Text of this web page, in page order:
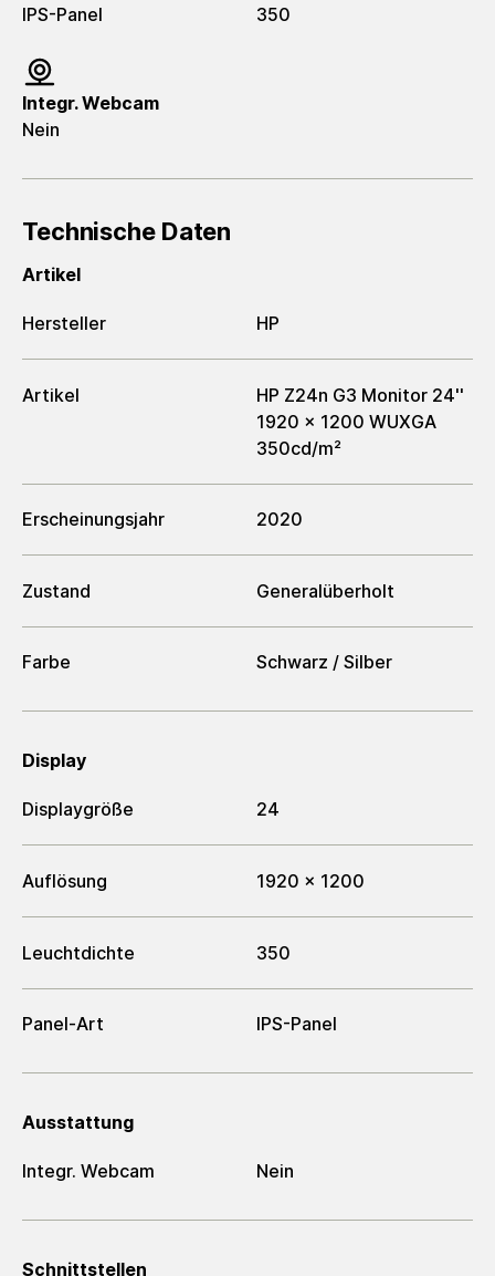
IPS-Panel
350
Integr. Webcam
Nein
Technische Daten
Artikel
Hersteller HP
Artikel
HP Z24n G3 Monitor 24''
1920 x 1200 WUXGA
350cd/m²
Erscheinungsjahr 2020
Zustand Generalüberholt
Farbe Schwarz / Silber
Display
Displaygröße 24
Auflösung 1920 x 1200
Leuchtdichte 350
Panel-Art IPS-Panel
Ausstattung
Integr. Webcam Nein
Schnittstellen